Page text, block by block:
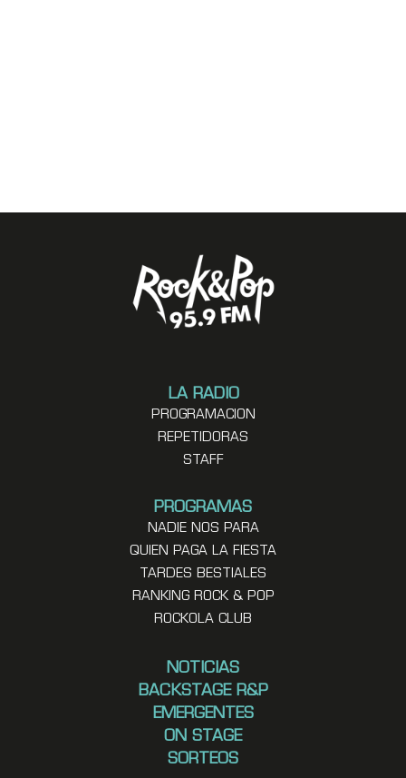
LA RADIO
PROGRAMACION
REPETIDORAS
STAFF
PROGRAMAS
NADIE NOS PARA
QUIEN PAGA LA FIESTA
TARDES BESTIALES
RANKING ROCK & POP
ROCKOLA CLUB
NOTICIAS
BACKSTAGE R&P
EMERGENTES
ON STAGE
SORTEOS